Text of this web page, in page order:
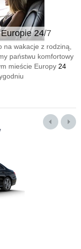
24/7
na wakacje z rodziną,
państwu komfortowy
mieście Europy 24